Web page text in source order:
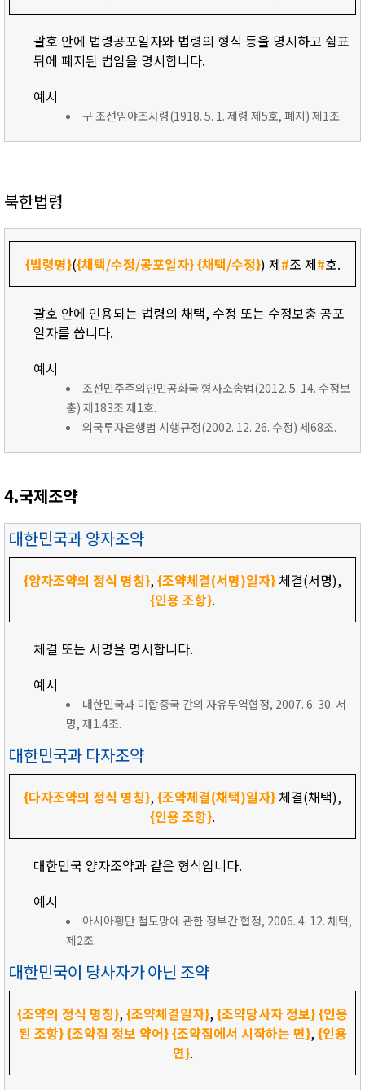
괄호 안에 법령공포일자와 법령의 형식 등을 명시하고 쉼표
뒤에 폐지된 법임을 명시합니다.
예시
구 조선임야조사령(1918. 5. 1. 제령 제5호, 폐지) 제1조.
북한법령
{법령명}({채택/수정/공포일자}{채택/수정}) 제#조 제#호.
괄호 안에 인용되는 법령의 채택, 수정 또는 수정보충 공포
일자를 씁니다.
예시
조선민주주의인민공화국 형사소송법(2012. 5. 14. 수정보
충) 제183조 제1호.
외국투자은행법 시행규정(2002. 12. 26. 수정) 제68조.
4.국제조약
대한민국과 양자조약
{양자조약의 정식 명칭},{조약체결(서명)일자} 체결(서명),
{인용 조항}.
체결 또는 서명을 명시합니다.
예시
대한민국과 미합중국 간의 자유무역협정, 2007. 6. 30. 서
명, 제1.4조.
대한민국과 다자조약
{다자조약의 정식 명칭},{조약체결(채택)일자} 체결(채택),
{인용 조항}.
대한민국 양자조약과 같은 형식입니다.
예시
아시아횡단 철도망에 관한 정부간 협정, 2006. 4. 12. 채택,
제2조.
대한민국이 당사자가 아닌 조약
{조약의 정식 명칭},{조약체결일자},{조약당사자 정보}{인용
된 조항}{조약집 정보 약어}{조약집에서 시작하는 면},{인용
면}.